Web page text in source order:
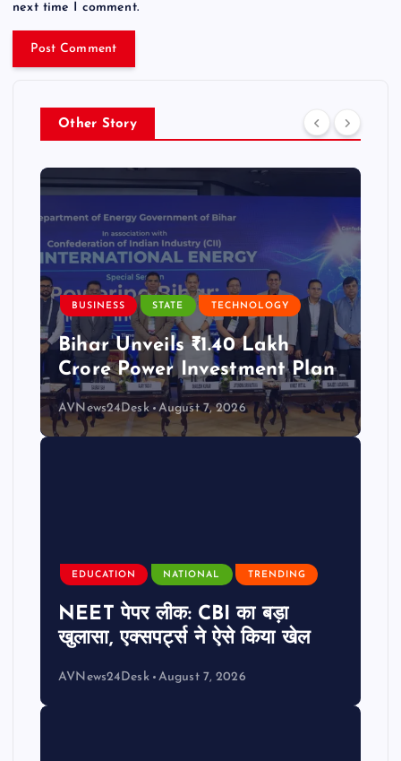
next time I comment.
Other Story
BUSINESS STATE TECHNOLOGY
Bihar Unveils ₹1.40 Lakh
Crore Power Investment Plan
AVNews24Desk August 7, 2026
EDUCATION NATIONAL TRENDING
NEET पेपर लीक: CBI का बड़ा
खुलासा, एक्सपर्ट्स ने ऐसे किया खेल
AVNews24Desk August 7, 2026